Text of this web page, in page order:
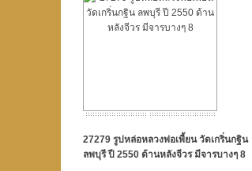
27279 รูปหล่อหลวงพ่อเพี้ยน วัดเกริ่นกฐิน
ลพบุรี ปี 2550 ด้านหลังจีวร มีจารบางๆ 8